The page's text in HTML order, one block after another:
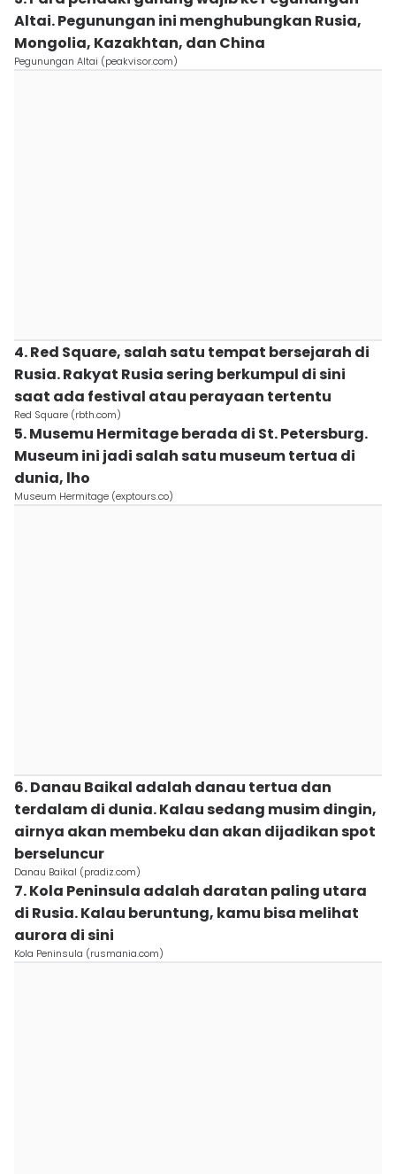
Altai. Pegunungan ini menghubungkan Rusia,
Mongolia, Kazakhtan, dan China
Pegunungan Altai (peakvisor.com)
4. Red Square, salah satu tempat bersejarah di
Rusia. Rakyat Rusia sering berkumpul di sini
saat ada festival atau perayaan tertentu
Red Square (rbth.com)
5. Musemu Hermitage berada di St. Petersburg.
Museum ini jadi salah satu museum tertua di
dunia, lho
Museum Hermitage (exptours.co)
6. Danau Baikal adalah danau tertua dan
terdalam di dunia. Kalau sedang musim dingin,
airnya akan membeku dan akan dijadikan spot
berseluncur
Danau Baikal (pradiz.com)
7. Kola Peninsula adalah daratan paling utara
di Rusia. Kalau beruntung, kamu bisa melihat
aurora di sini
Kola Peninsula (rusmania.com)